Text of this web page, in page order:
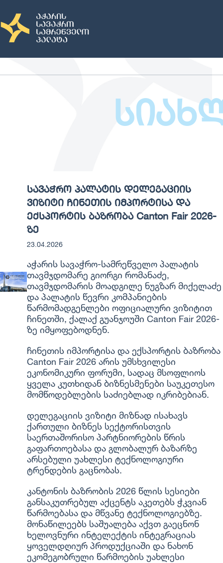
სავაჭრო პალატის დელეგაციის
ვიზიტი ჩინეთის იმპორტისა და
ექსპორტის ბაზრობა Canton Fair 2026-
ზე
23.04.2026
აჭარის სავაჭრო-სამრეწველო პალატის
თავმჯდომარე გიორგი რომანაძე,
თავმჯდომარის მოადგილე ნუგზარ მიქელაძე
და პალატის წევრი კომპანიების
წარმომადგენლები ოფიციალური ვიზიტით
ჩინეთში, ქალაქ გუანჯოუში Canton Fair 2026-
ზე იმყოფებოდნენ.
ჩინეთის იმპორტისა და ექსპორტის ბაზრობა
Canton Fair 2026 არის უმსხვილესი
ეკონომიკური ფორუმი, სადაც მსოფლიოს
ყველა კუთხიდან ბიზნესმენები საუკეთესო
მომწოდებლების საძიებლად იკრიბებიან.
დელეგაციის ვიზიტი მიზნად ისახავს
ქართული ბიზნეს სექტორისთვის
საერთაშორისო პარტნიორების წრის
გაფართოებასა და გლობალურ ბაზარზე
არსებული უახლესი ტექნოლოგიური
ტრენდების გაცნობას.
კანტონის ბაზრობის 2026 წლის სესიები
განსაკუთრებულ აქცენტს აკეთებს ჭკვიან
წარმოებასა და მწვანე ტექნოლოგიებზე.
მონაწილეებს საშუალება აქვთ გაეცნონ
ხელოვნური ინტელექტის ინტეგრაციას
ყოველდღიურ პროდუქციაში და ნახონ
ეკომეგობრული წარმოების უახლესი